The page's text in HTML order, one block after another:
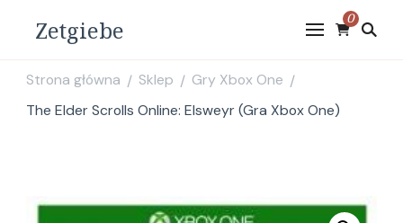
Zetgiebe 0
Strona główna / Sklep / Gry Xbox One /
The Elder Scrolls Online: Elsweyr (Gra Xbox One)